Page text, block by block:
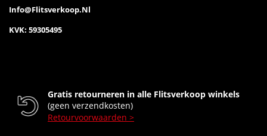
Info@flitsverkoop.nl
KVK: 59305495
Gratis retourneren in alle Flitsverkoop winkels
(geen verzendkosten)
Retourvoorwaarden >